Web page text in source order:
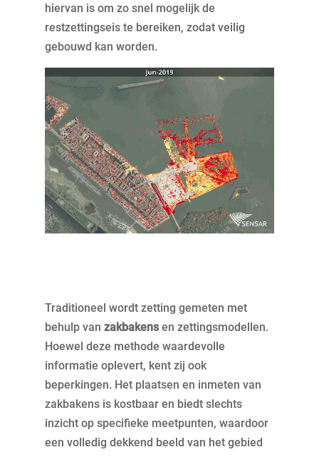
hiervan is om zo snel mogelijk de
restzettingseis te bereiken, zodat veilig
gebouwd kan worden.
Traditioneel wordt zetting gemeten met
behulp van zakbakensen zettingsmodellen.
Hoewel deze methode waardevolle
informatie oplevert, kent zij ook
beperkingen. Het plaatsen en inmeten van
zakbakens is kostbaar en biedt slechts
inzicht op specifieke meetpunten, waardoor
een volledig dekkend beeld van het gebied